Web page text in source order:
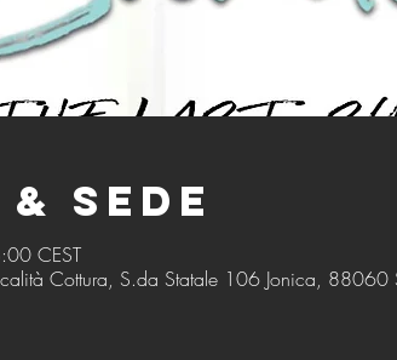
Sede
CEST
Cottura, S.da Statale 106 Jonica,